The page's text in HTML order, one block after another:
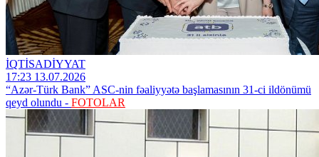
İQTİSADİYYAT
17:23 13.07.2026
“Azər-Türk Bank” ASC-nin fəaliyyətə başlamasının 31-ci ildönümü
qeyd olundu - FOTOLAR